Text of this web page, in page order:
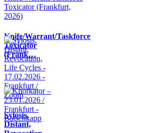
Knife/Warrant/Taskforce
Toxicator
(Frank…
Sylosis,
Distant,